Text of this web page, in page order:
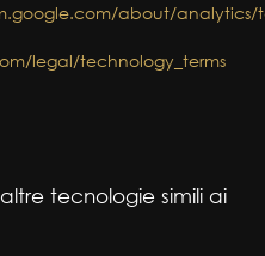
about/analytics/
legal/technology_terms
tecnologie simili ai